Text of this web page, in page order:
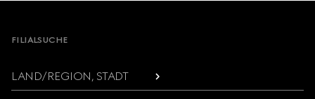
FILIALSUCHE
LAND/REGION, STADT